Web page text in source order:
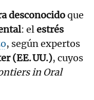
desconocidoque
: elestrés
, según expertos
(EE. UU.), cuyos
in Oral